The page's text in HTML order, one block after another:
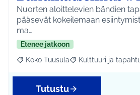
Nuorten aloittelevien bändien
pääsevät kokeilemaan
ma…
Etenee jatkoon
Rajaa tulokset aihepiirin mukaan:
Koko Tuusula Rajaa tulokset
Kulttuuri ja
Tutustu